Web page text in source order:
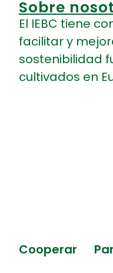
¿Un
Sobre
El IEBC tiene
facilitar y
sostenibilidad
cultivados en
Cooperar